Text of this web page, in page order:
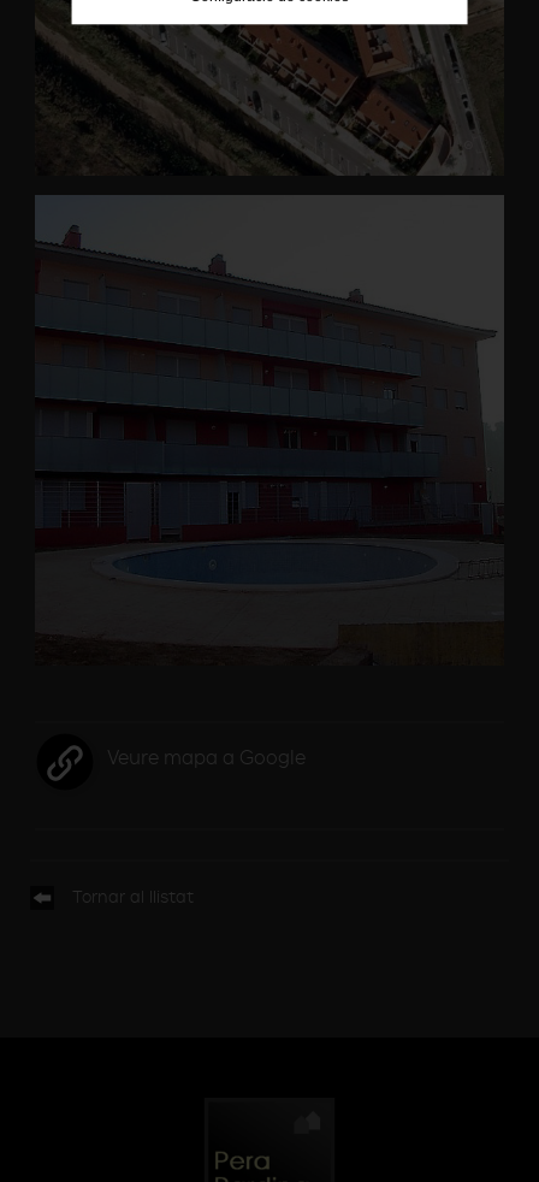
Veure mapa a Google
Tornar al llistat